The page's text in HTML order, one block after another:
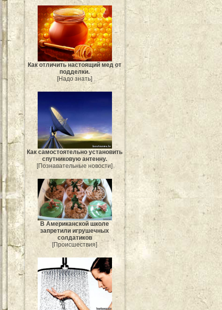
Как отличить настоящий мед от
подделки.
[Надо знать]
Как самостоятельно установить
спутниковую антенну.
[Познавательные новости]
В Американской школе
запретили игрушечных
солдатиков
[Происшествия]